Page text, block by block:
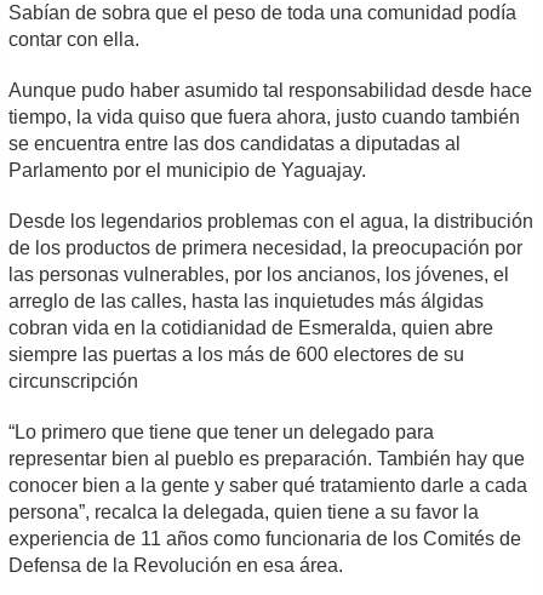
Sabían de sobra que el peso de toda una comunidad podía
contar con ella.
Aunque pudo haber asumido tal responsabilidad desde hace
tiempo, la vida quiso que fuera ahora, justo cuando también
se encuentra entre las dos candidatas a diputadas al
Parlamento por el municipio de Yaguajay.
Desde los legendarios problemas con el agua, la distribución
de los productos de primera necesidad, la preocupación por
las personas vulnerables, por los ancianos, los jóvenes, el
arreglo de las calles, hasta las inquietudes más álgidas
cobran vida en la cotidianidad de Esmeralda, quien abre
siempre las puertas a los más de 600 electores de su
circunscripción
“Lo primero que tiene que tener un delegado para
representar bien al pueblo es preparación. También hay que
conocer bien a la gente y saber qué tratamiento darle a cada
persona”, recalca la delegada, quien tiene a su favor la
experiencia de 11 años como funcionaria de los Comités de
Defensa de la Revolución en esa área.